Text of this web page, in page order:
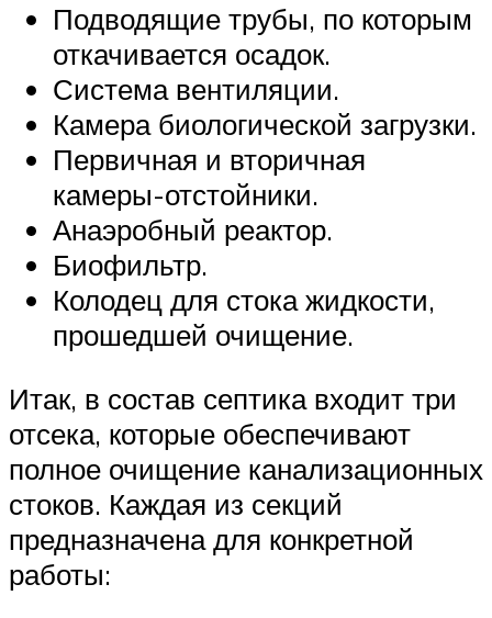
Подводящие трубы, по которым
откачивается осадок.
Система вентиляции.
Камера биологической загрузки.
Первичная и вторичная
камеры-отстойники.
Анаэробный реактор.
Биофильтр.
Колодец для стока жидкости,
прошедшей очищение.
Итак, в состав септика входит три
отсека, которые обеспечивают
полное очищение канализационных
стоков. Каждая из секций
предназначена для конкретной
работы: